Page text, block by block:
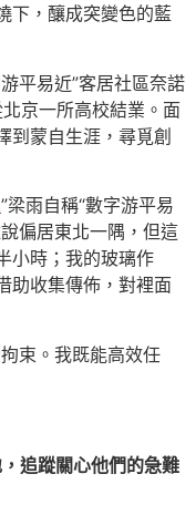
下，釀成突變色的藍
平易近”客居社區奈諾
京一所高校結業。面
到蒙自生涯，尋覓創
”梁雨自稱“數字游平易
偏居東北一隅，但這
小時；我的玻璃作
助收集傳佈，對裡面
束。我既能高效任
追蹤關心他們的急難